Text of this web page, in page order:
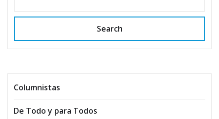
Search
Columnistas
De Todo y para Todos